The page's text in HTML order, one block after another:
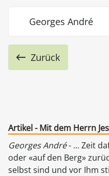
Zurück
Artikel - Mit dem Herrn
Georges André- ... Zeit
oder «auf den Berg»
selbst sind und vor Ihm